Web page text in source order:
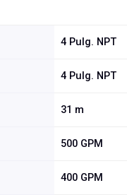
4 Pulg. NPT
4 Pulg. NPT
31 m
500 GPM
400 GPM